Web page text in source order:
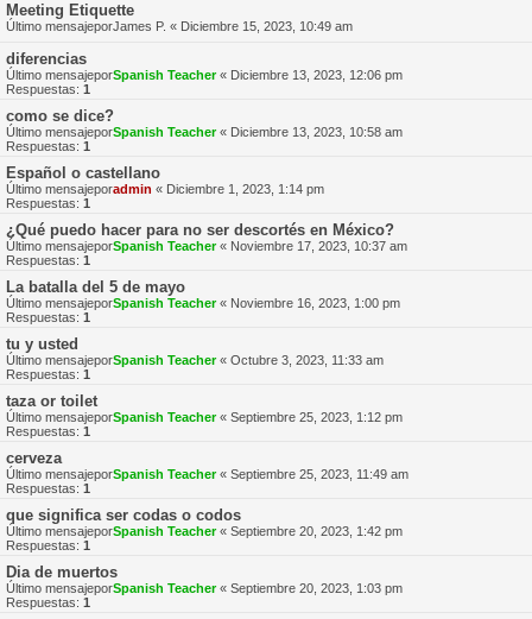
Meeting Etiquette
Último mensajeporJames P. « Diciembre 15, 2023, 10:49 am
diferencias
Último mensajeporSpanish Teacher« Diciembre 13, 2023, 12:06 pm
Respuestas: 1
como se dice?
Último mensajeporSpanish Teacher« Diciembre 13, 2023, 10:58 am
Respuestas: 1
Español o castellano
Último mensajeporadmin « Diciembre 1, 2023, 1:14 pm
Respuestas: 1
¿Qué puedo hacer para no ser descortés en México?
Último mensajeporSpanish Teacher« Noviembre 17, 2023, 10:37 am
Respuestas: 1
La batalla del 5 de mayo
Último mensajeporSpanish Teacher« Noviembre 16, 2023, 1:00 pm
Respuestas: 1
tu y usted
Último mensajeporSpanish Teacher« Octubre 3, 2023, 11:33 am
Respuestas: 1
taza or toilet
Último mensajeporSpanish Teacher« Septiembre 25, 2023, 1:12 pm
Respuestas: 1
cerveza
Último mensajeporSpanish Teacher« Septiembre 25, 2023, 11:49 am
Respuestas: 1
que significa ser codas o codos
Último mensajeporSpanish Teacher« Septiembre 20, 2023, 1:42 pm
Respuestas: 1
Dia de muertos
Último mensajeporSpanish Teacher« Septiembre 20, 2023, 1:03 pm
Respuestas: 1